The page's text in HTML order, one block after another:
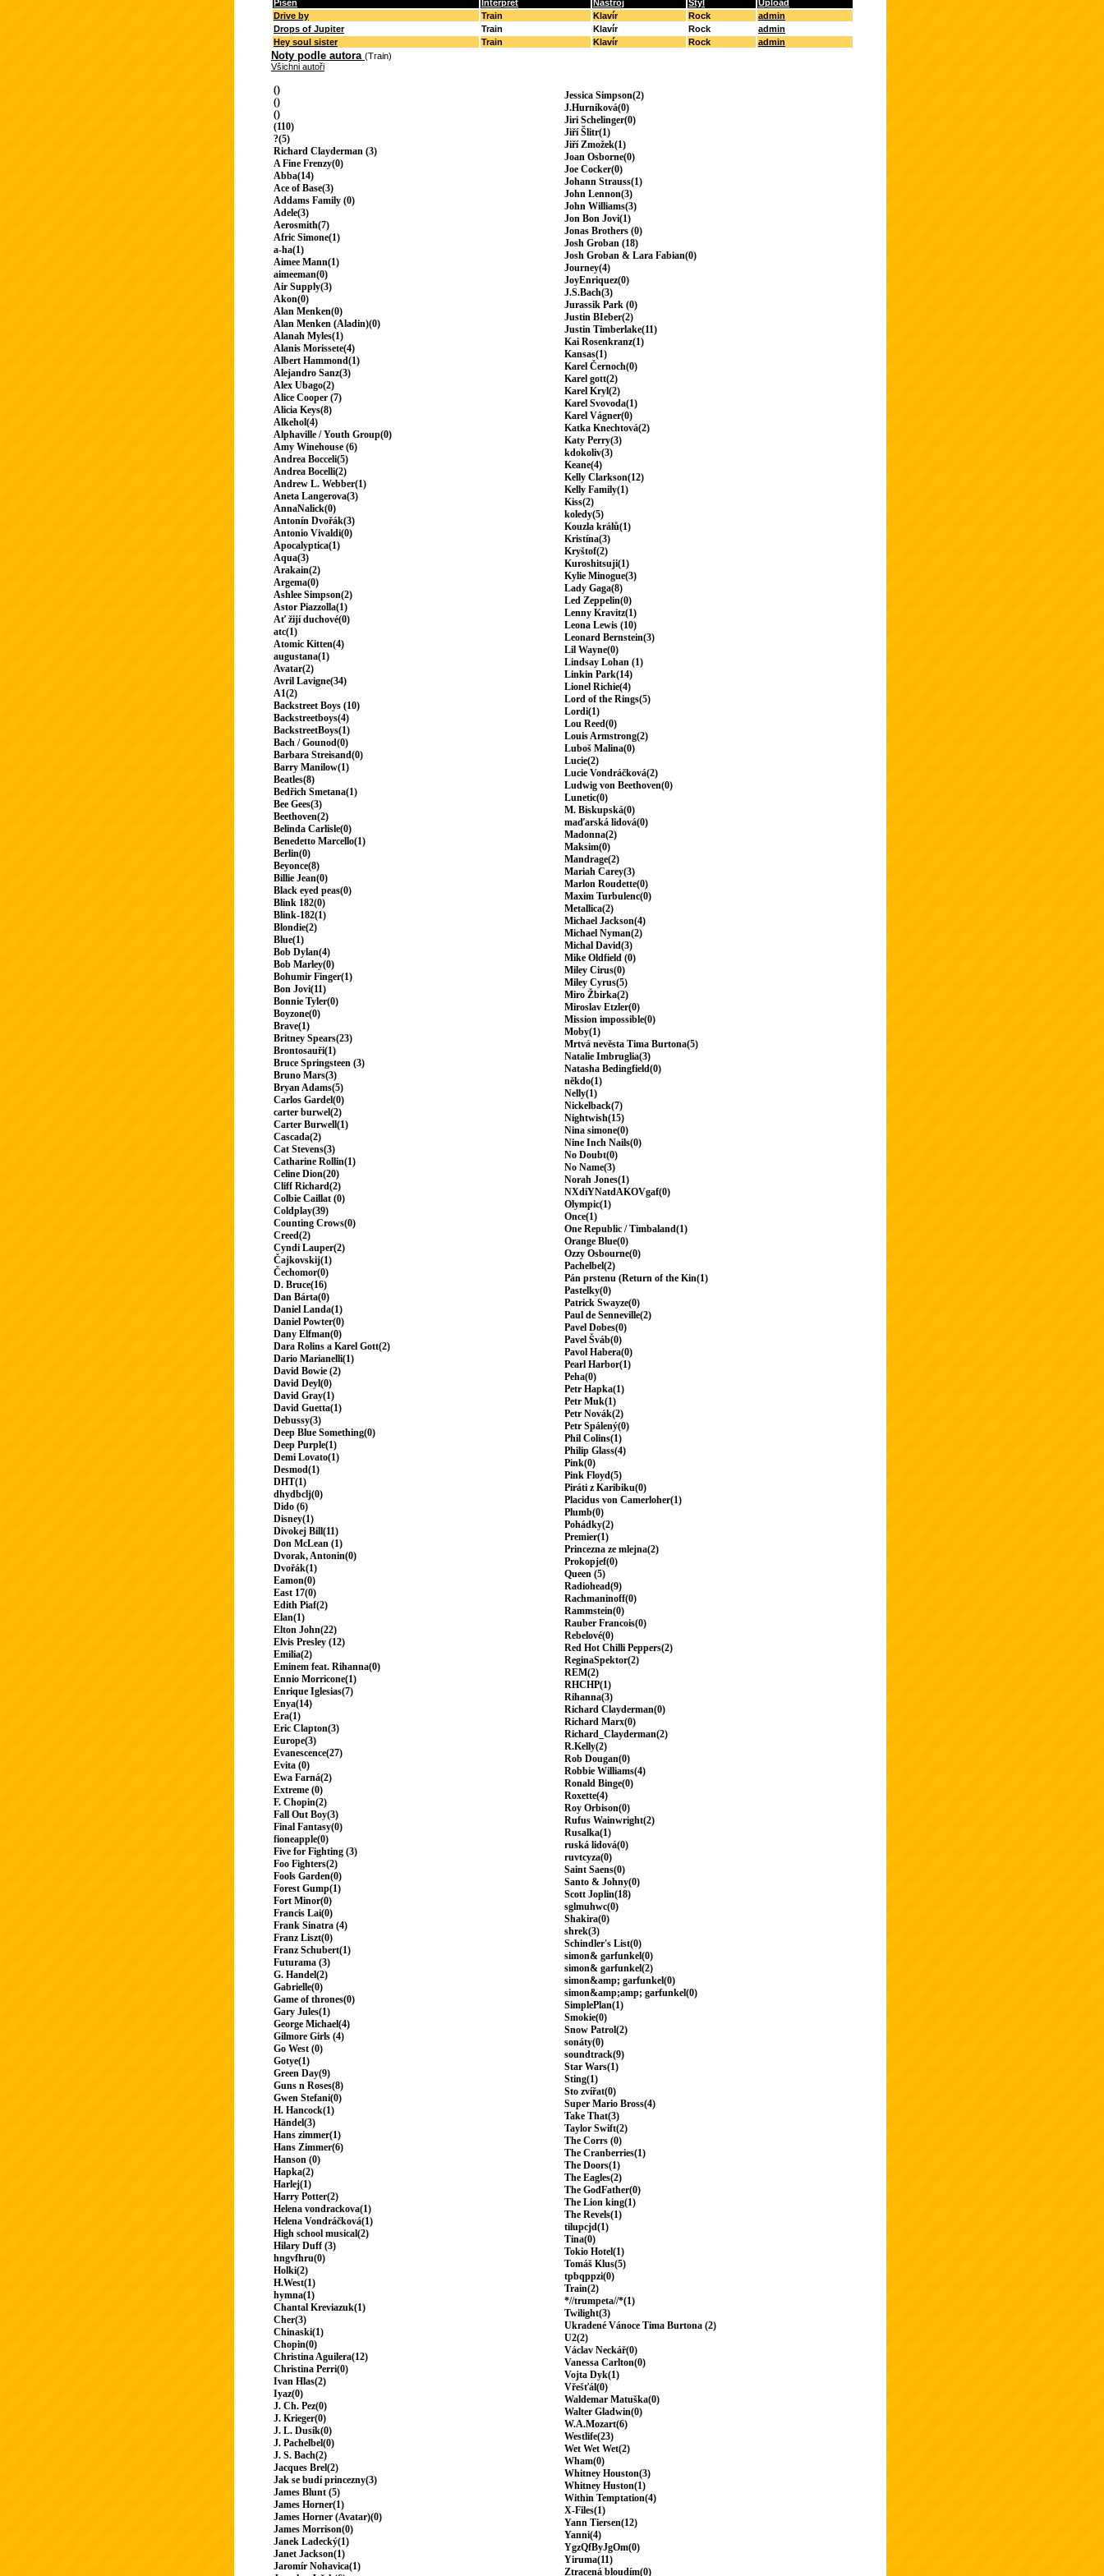
Píseň Interpret Nástroj Styl
Upload
Drive by
Train Klavír Rock
admin
Drops of Jupiter
Train Klavír Rock
admin
Hey soul sister
Train Klavír Rock admin
Noty podle autora (Train)
Všichni autoři
()
()
()
(110)
?(5)
Richard Clayderman (3)
A Fine Frenzy(0)
Abba(14)
Ace of Base(3)
Addams Family (0)
Adele(3)
Aerosmith(7)
Afric Simone(1)
a-ha(1)
Aimee Mann(1)
aimeeman(0)
Air Supply(3)
Akon(0)
Alan Menken(0)
Alan Menken (Aladin)(0)
Alanah Myles(1)
Alanis Morissete(4)
Albert Hammond(1)
Alejandro Sanz(3)
Alex Ubago(2)
Alice Cooper (7)
Alicia Keys(8)
Alkehol(4)
Alphaville / Youth Group(0)
Amy Winehouse (6)
Andrea Bocceli(5)
Andrea Bocelli(2)
Andrew L. Webber(1)
Aneta Langerova(3)
AnnaNalick(0)
Antonín Dvořák(3)
Antonio Vivaldi(0)
Apocalyptica(1)
Aqua(3)
Arakain(2)
Argema(0)
Ashlee Simpson(2)
Astor Piazzolla(1)
Ať žijí duchové(0)
atc(1)
Atomic Kitten(4)
augustana(1)
Avatar(2)
Avril Lavigne(34)
A1(2)
Backstreet Boys (10)
Backstreetboys(4)
BackstreetBoys(1)
Bach / Gounod(0)
Barbara Streisand(0)
Barry Manilow(1)
Beatles(8)
Bedřich Smetana(1)
Bee Gees(3)
Beethoven(2)
Belinda Carlisle(0)
Benedetto Marcello(1)
Berlin(0)
Beyonce(8)
Billie Jean(0)
Black eyed peas(0)
Blink 182(0)
Blink-182(1)
Blondie(2)
Blue(1)
Bob Dylan(4)
Bob Marley(0)
Bohumir Finger(1)
Bon Jovi(11)
Bonnie Tyler(0)
Boyzone(0)
Brave(1)
Britney Spears(23)
Brontosauři(1)
Bruce Springsteen (3)
Bruno Mars(3)
Bryan Adams(5)
Carlos Gardel(0)
carter burwel(2)
Carter Burwell(1)
Cascada(2)
Cat Stevens(3)
Catharine Rollin(1)
Celine Dion(20)
Cliff Richard(2)
Colbie Caillat (0)
Coldplay(39)
Counting Crows(0)
Creed(2)
Cyndi Lauper(2)
Čajkovskij(1)
Čechomor(0)
D. Bruce(16)
Dan Bárta(0)
Daniel Landa(1)
Daniel Powter(0)
Dany Elfman(0)
Dara Rolins a Karel Gott(2)
Dario Marianelli(1)
David Bowie (2)
David Deyl(0)
David Gray(1)
David Guetta(1)
Debussy(3)
Deep Blue Something(0)
Deep Purple(1)
Demi Lovato(1)
Desmod(1)
DHT(1)
dhydbclj(0)
Dido (6)
Disney(1)
Divokej Bill(11)
Don McLean (1)
Dvorak, Antonin(0)
Dvořák(1)
Eamon(0)
East 17(0)
Edith Piaf(2)
Elan(1)
Elton John(22)
Elvis Presley (12)
Emilia(2)
Eminem feat. Rihanna(0)
Ennio Morricone(1)
Enrique Iglesias(7)
Enya(14)
Era(1)
Eric Clapton(3)
Europe(3)
Evanescence(27)
Evita (0)
Ewa Farná(2)
Extreme (0)
F. Chopin(2)
Fall Out Boy(3)
Final Fantasy(0)
fioneapple(0)
Five for Fighting (3)
Foo Fighters(2)
Fools Garden(0)
Forest Gump(1)
Fort Minor(0)
Francis Lai(0)
Frank Sinatra (4)
Franz Liszt(0)
Franz Schubert(1)
Futurama (3)
G. Handel(2)
Gabrielle(0)
Game of thrones(0)
Gary Jules(1)
George Michael(4)
Gilmore Girls (4)
Go West (0)
Gotye(1)
Green Day(9)
Guns n Roses(8)
Gwen Stefani(0)
H. Hancock(1)
Händel(3)
Hans zimmer(1)
Hans Zimmer(6)
Hanson (0)
Hapka(2)
Harlej(1)
Harry Potter(2)
Helena vondrackova(1)
Helena Vondráčková(1)
High school musical(2)
Hilary Duff (3)
hngvfhru(0)
Holki(2)
H.West(1)
hymna(1)
Chantal Kreviazuk(1)
Cher(3)
Chinaski(1)
Chopin(0)
Christina Aguilera(12)
Christina Perri(0)
Ivan Hlas(2)
Iyaz(0)
J. Ch. Pez(0)
J. Krieger(0)
J. L. Dusík(0)
J. Pachelbel(0)
J. S. Bach(2)
Jacques Brel(2)
Jak se budí princezny(3)
James Blunt (5)
James Horner(1)
James Horner (Avatar)(0)
James Morrison(0)
Janek Ladecký(1)
Janet Jackson(1)
Jaromír Nohavica(1)
Jessica Simpson(2)
J.Hurníková(0)
Jiri Schelinger(0)
Jiří Šlitr(1)
Jiří Zmožek(1)
Joan Osborne(0)
Joe Cocker(0)
Johann Strauss(1)
John Lennon(3)
John Williams(3)
Jon Bon Jovi(1)
Jonas Brothers (0)
Josh Groban (18)
Josh Groban & Lara Fabian(0)
Journey(4)
JoyEnriquez(0)
J.S.Bach(3)
Jurassik Park (0)
Justin BIeber(2)
Justin Timberlake(11)
Kai Rosenkranz(1)
Kansas(1)
Karel Černoch(0)
Karel gott(2)
Karel Kryl(2)
Karel Svovoda(1)
Karel Vágner(0)
Katka Knechtová(2)
Katy Perry(3)
kdokoliv(3)
Keane(4)
Kelly Clarkson(12)
Kelly Family(1)
Kiss(2)
koledy(5)
Kouzla králů(1)
Kristína(3)
Kryštof(2)
Kuroshitsuji(1)
Kylie Minogue(3)
Lady Gaga(8)
Led Zeppelin(0)
Lenny Kravitz(1)
Leona Lewis (10)
Leonard Bernstein(3)
Lil Wayne(0)
Lindsay Lohan (1)
Linkin Park(14)
Lionel Richie(4)
Lord of the Rings(5)
Lordi(1)
Lou Reed(0)
Louis Armstrong(2)
Luboš Malina(0)
Lucie(2)
Lucie Vondráčková(2)
Ludwig von Beethoven(0)
Lunetic(0)
M. Biskupská(0)
maďarská lidová(0)
Madonna(2)
Maksim(0)
Mandrage(2)
Mariah Carey(3)
Marlon Roudette(0)
Maxim Turbulenc(0)
Metallica(2)
Michael Jackson(4)
Michael Nyman(2)
Michal David(3)
Mike Oldfield (0)
Miley Cirus(0)
Miley Cyrus(5)
Miro Žbirka(2)
Miroslav Etzler(0)
Mission impossible(0)
Moby(1)
Mrtvá nevěsta Tima Burtona(5)
Natalie Imbruglia(3)
Natasha Bedingfield(0)
někdo(1)
Nelly(1)
Nickelback(7)
Nightwish(15)
Nina simone(0)
Nine Inch Nails(0)
No Doubt(0)
No Name(3)
Norah Jones(1)
NXdiYNatdAKOVgaf(0)
Olympic(1)
Once(1)
One Republic / Timbaland(1)
Orange Blue(0)
Ozzy Osbourne(0)
Pachelbel(2)
Pán prstenu (Return of the Kin(1)
Pastelky(0)
Patrick Swayze(0)
Paul de Senneville(2)
Pavel Dobes(0)
Pavel Šváb(0)
Pavol Habera(0)
Pearl Harbor(1)
Peha(0)
Petr Hapka(1)
Petr Muk(1)
Petr Novák(2)
Petr Spálený(0)
Phil Colins(1)
Philip Glass(4)
Pink(0)
Pink Floyd(5)
Piráti z Karibiku(0)
Placidus von Camerloher(1)
Plumb(0)
Pohádky(2)
Premier(1)
Princezna ze mlejna(2)
Prokopjef(0)
Queen (5)
Radiohead(9)
Rachmaninoff(0)
Rammstein(0)
Rauber Francois(0)
Rebelové(0)
Red Hot Chilli Peppers(2)
ReginaSpektor(2)
REM(2)
RHCHP(1)
Rihanna(3)
Richard Clayderman(0)
Richard Marx(0)
Richard_Clayderman(2)
R.Kelly(2)
Rob Dougan(0)
Robbie Williams(4)
Ronald Binge(0)
Roxette(4)
Roy Orbison(0)
Rufus Wainwright(2)
Rusalka(1)
ruská lidová(0)
ruvtcyza(0)
Saint Saens(0)
Santo & Johny(0)
Scott Joplin(18)
sglmuhwc(0)
Shakira(0)
shrek(3)
Schindler's List(0)
simon& garfunkel(0)
simon& garfunkel(2)
simon&amp; garfunkel(0)
simon&amp;amp; garfunkel(0)
SimplePlan(1)
Smokie(0)
Snow Patrol(2)
sonáty(0)
soundtrack(9)
Star Wars(1)
Sting(1)
Sto zvířat(0)
Super Mario Bross(4)
Take That(3)
Taylor Swift(2)
The Corrs (0)
The Cranberries(1)
The Doors(1)
The Eagles(2)
The GodFather(0)
The Lion king(1)
The Revels(1)
tilupcjd(1)
Tina(0)
Tokio Hotel(1)
Tomáš Klus(5)
tpbqppzi(0)
Train(2)
*//trumpeta//*(1)
Twilight(3)
Ukradené Vánoce Tima Burtona (2)
U2(2)
Václav Neckář(0)
Vanessa Carlton(0)
Vojta Dyk(1)
Vřešťál(0)
Waldemar Matuška(0)
Walter Gladwin(0)
W.A.Mozart(6)
Westlife(23)
Wet Wet Wet(2)
Wham(0)
Whitney Houston(3)
Whitney Huston(1)
Within Temptation(4)
X-Files(1)
Yann Tiersen(12)
Yanni(4)
YgzQfByJgOm(0)
Yiruma(11)
Ztracená bloudím(0)